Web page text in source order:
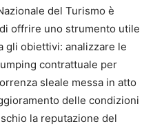
del Turismo è
offrire uno strumento utile
gli obiettivi: analizzare le
contrattuale per
sleale messa in atto
delle condizioni
la reputazione del